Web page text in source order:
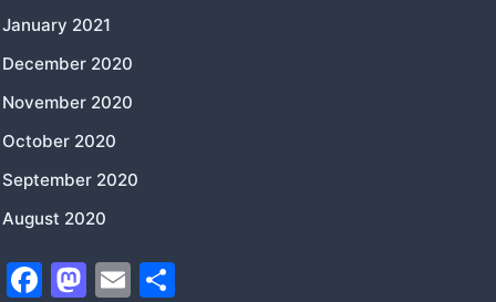
January 2021
December 2020
November 2020
October 2020
September 2020
August 2020
F
M E